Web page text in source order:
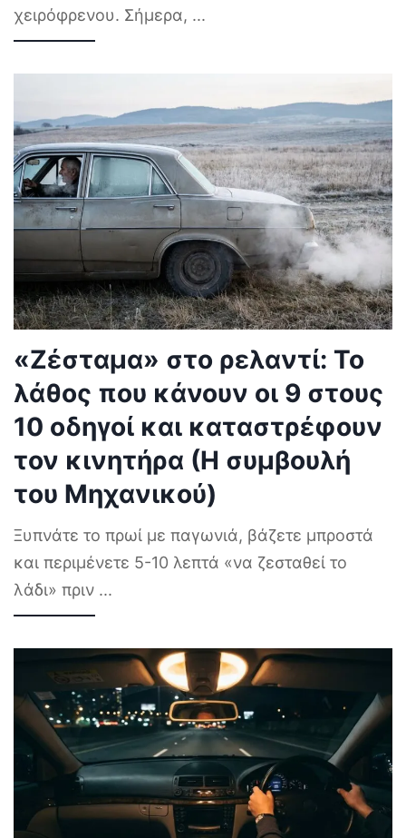
χειρόφρενου. Σήμερα, ...
«Ζέσταμα» στο ρελαντί: Το
λάθος που κάνουν οι 9 στους
10 οδηγοί και καταστρέφουν
τον κινητήρα (Η συμβουλή
του Μηχανικού)
Ξυπνάτε το πρωί με παγωνιά, βάζετε μπροστά
και περιμένετε 5-10 λεπτά «να ζεσταθεί το
λάδι» πριν ...